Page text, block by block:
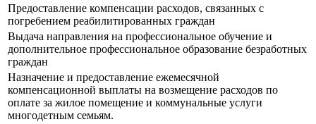
Предоставление компенсации расходов, связанных с
погребением реабилитированных граждан
Выдача направления на профессиональное обучение и
дополнительное профессиональное образование безработных
граждан
Назначение и предоставление ежемесячной
компенсационной выплаты на возмещение расходов по
оплате за жилое помещение и коммунальные услуги
многодетным семьям.